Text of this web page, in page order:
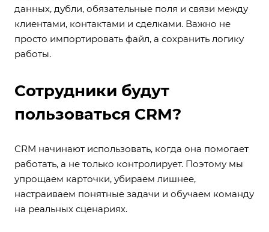
данных, дубли, обязательные поля и связи между
клиентами, контактами и сделками. Важно не
просто импортировать файл, а сохранить логику
работы.
Сотрудники будут
пользоваться CRM?
CRM начинают использовать, когда она помогает
работать, а не только контролирует. Поэтому мы
упрощаем карточки, убираем лишнее,
настраиваем понятные задачи и обучаем команду
на реальных сценариях.